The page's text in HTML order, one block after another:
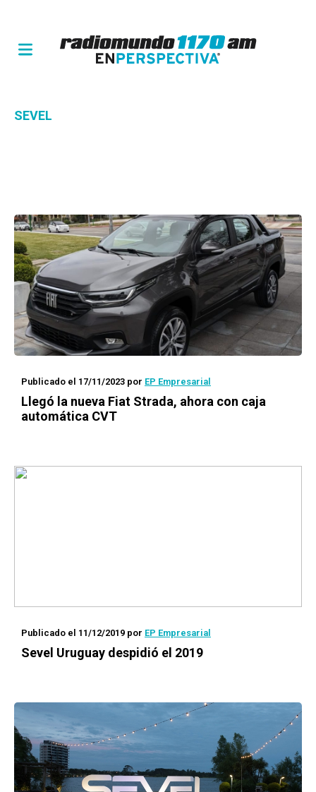
SEVEL
Publicado el 17/11/2023 por EP Empresarial
Llegó la nueva Fiat Strada, ahora con caja
automática CVT
Publicado el 11/12/2019 por EP Empresarial
Sevel Uruguay despidió el 2019